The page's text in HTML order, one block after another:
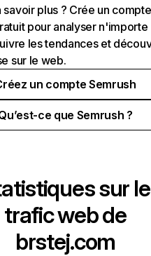
savoir plus ? Crée un compte
pour analyser n'importe
les tendances et
sur le web.
un compte Semrush
ce que Semrush ?
sur le
trafic web de
brstej.com